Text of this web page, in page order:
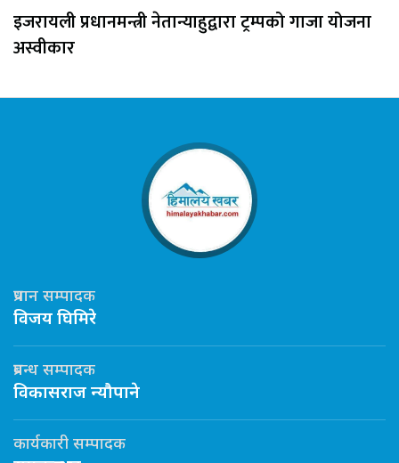
इजरायली प्रधानमन्त्री नेतान्याहुद्वारा ट्रम्पको गाजा योजना
अस्वीकार
प्रधान सम्पादक
विजय घिमिरे
प्रबन्ध सम्पादक
विकासराज न्यौपाने
कार्यकारी सम्पादक